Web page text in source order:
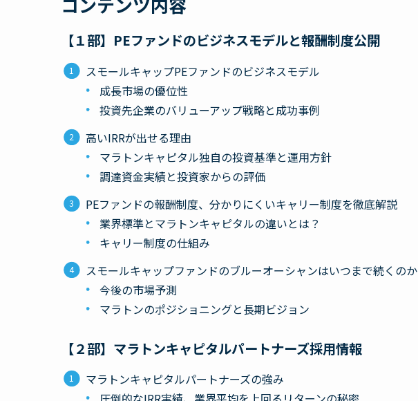
【１部】 PEファンドのビジネスモデルと報酬制度公開
スモールキャップPEファンドのビジネスモデル
成長市場の優位性
投資先企業のバリューアップ戦略と成功事例
高いIRRが出せる理由
マラトンキャピタル独自の投資基準と運用方針
調達資金実績と投資家からの評価
PEファンドの報酬制度、分かりにくいキャリー制度を徹底解説
業界標準とマラトンキャピタルの違いとは？
キャリー制度の仕組み
スモールキャップファンドのブルーオーシャンはいつまで続くのか
今後の市場予測
マラトンのポジショニングと長期ビジョン
【２部】マラトンキャピタルパートナーズ採用情報
マラトンキャピタルパートナーズの強み